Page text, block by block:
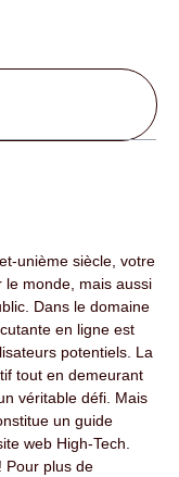
unième siècle, votre
le monde, mais aussi
Dans le domaine
en ligne est
potentiels. La
tout en demeurant
véritable défi. Mais
un guide
web High-Tech.
Pour plus de